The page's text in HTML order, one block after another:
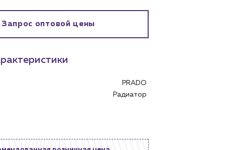
Запрос оптовой цены
PRADO
Радиатор